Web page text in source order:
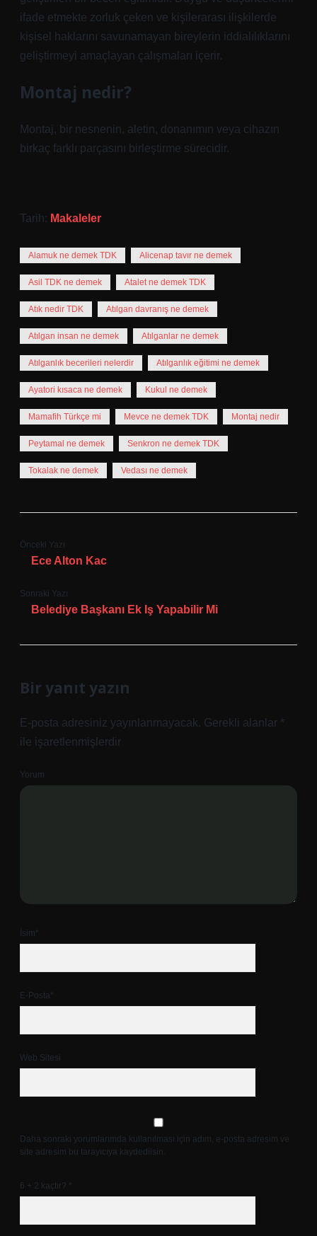
ifade etmekte zorluk çeken ve kişilerarası ilişkilerde
kişisel haklarını savunamayan bireylerin iddialılıklarını
geliştirmeyi amaçlayan çalışmaları içerir.
Montaj nedir?
Montaj, bir nesnenin, aletin, donanımın veya cihazın
birkaç farklı parçasını birleştirme sürecidir.
Tarih: Makaleler
Alamuk ne demek TDK Alicenap tavır ne demek
Asil TDK ne demek Atalet ne demek TDK
Atık nedir TDK Atılgan davranış ne demek
Atılgan insan ne demek Atılganlar ne demek
Atılganlık becerileri nelerdir Atılganlık eğitimi ne demek
Ayatori kısaca ne demek Kukul ne demek
Mamafih Türkçe mi Mevce ne demek TDK Montaj nedir
Peytamal ne demek Senkron ne demek TDK
Tokalak ne demek Vedası ne demek
Önceki Yazı
Ece Alton Kac
Sonraki Yazı
Belediye Başkanı Ek Iş Yapabilir Mi
Bir yanıt yazın
E-posta adresiniz yayınlanmayacak. Gerekli alanlar *
ile işaretlenmişlerdir
Yorum
İsim*
E-Posta*
Web Sitesi
Daha sonraki yorumlarımda kullanılması için adım, e-posta adresim ve
site adresim bu tarayıcıya kaydedilsin.
6 + 2 kaçtır? *